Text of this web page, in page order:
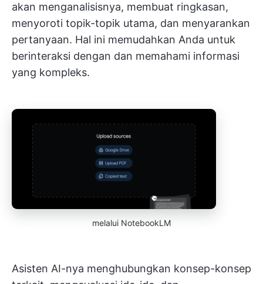
akan menganalisisnya, membuat ringkasan,
menyoroti topik-topik utama, dan menyarankan
pertanyaan. Hal ini memudahkan Anda untuk
berinteraksi dengan dan memahami informasi
yang kompleks.
melalui NotebookLM
Asisten AI-nya menghubungkan konsep-konsep